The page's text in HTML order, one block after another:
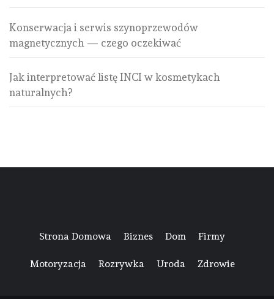
Konserwacja i serwis szynoprzewodów
magnetycznych — czego oczekiwać
Jak interpretować listę INCI w kosmetykach
naturalnych?
Strona Domowa Biznes Dom Firmy
Motoryzacja Rozrywka Uroda Zdrowie